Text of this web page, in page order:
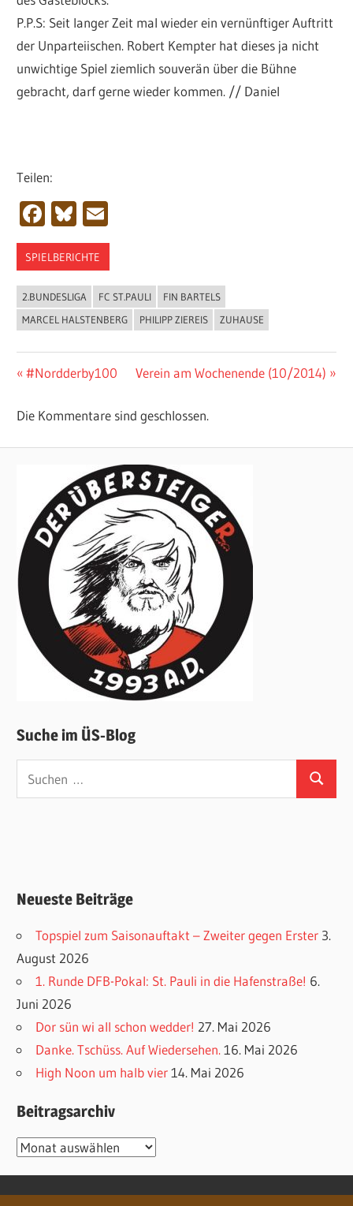
P.P.S: Seit langer Zeit mal wieder ein vernünftiger Auftritt
der Unparteiischen. Robert Kempter hat dieses ja nicht
unwichtige Spiel ziemlich souverän über die Bühne
gebracht, darf gerne wieder kommen. // Daniel
Teilen:
Facebook
Bluesky
SPIELBERICHTE
2.BUNDESLIGA FC ST.PAULI
FIN BARTELS
MARCEL HALSTENBERG
PHILIPP ZIEREIS ZUHAUSE
Beitragsnavigation
Vorheriger
#Nordderby100
Nächster
Verein am Wochenende (10/2014)
Die Kommentare sind geschlossen.
Suche im ÜS-Blog
Suchen
Neueste Beiträge
Topspiel zum Saisonauftakt – Zweiter gegen Erster 3.
August 2026
1. Runde DFB-Pokal: St. Pauli in die Hafenstraße! 6.
Juni 2026
Dor sün wi all schon wedder! 27. Mai 2026
Danke. Tschüss. Auf Wiedersehen. 16. Mai 2026
High Noon um halb vier 14. Mai 2026
Beitragsarchiv
Beitragsarchiv